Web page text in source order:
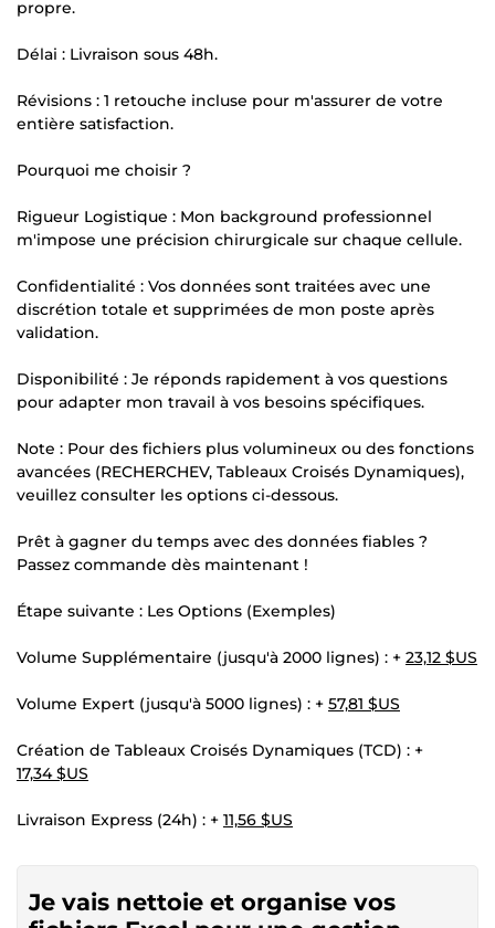
propre.
Délai : Livraison sous 48h.
Révisions : 1 retouche incluse pour m'assurer de votre
entière satisfaction.
Pourquoi me choisir ?
Rigueur Logistique : Mon background professionnel
m'impose une précision chirurgicale sur chaque cellule.
Confidentialité : Vos données sont traitées avec une
discrétion totale et supprimées de mon poste après
validation.
Disponibilité : Je réponds rapidement à vos questions
pour adapter mon travail à vos besoins spécifiques.
Note : Pour des fichiers plus volumineux ou des fonctions
avancées (RECHERCHEV, Tableaux Croisés Dynamiques),
veuillez consulter les options ci-dessous.
Prêt à gagner du temps avec des données fiables ?
Passez commande dès maintenant !
Étape suivante : Les Options (Exemples)
Volume Supplémentaire (jusqu'à 2000 lignes) : + 23,12 $US
Volume Expert (jusqu'à 5000 lignes) : + 57,81 $US
Création de Tableaux Croisés Dynamiques (TCD) : +
17,34 $US
Livraison Express (24h) : + 11,56 $US
Je vais nettoie et organise vos